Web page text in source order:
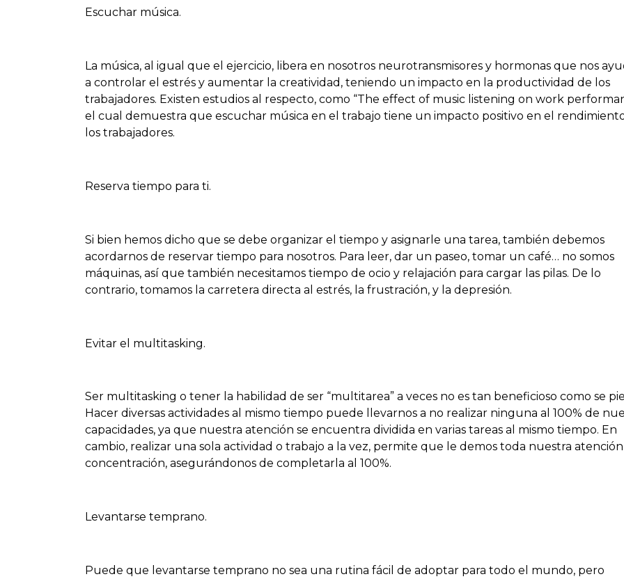
Escuchar música.
La música, al igual que el ejercicio, libera en nosotros neurotransmisores y hormonas que nos
a controlar el estrés y aumentar la creatividad, teniendo un impacto en la productividad de los
trabajadores. Existen estudios al respecto, como “The effect of music listening on work
el cual demuestra que escuchar música en el trabajo tiene un impacto positivo en el
los trabajadores.
Reserva tiempo para ti.
Si bien hemos dicho que se debe organizar el tiempo y asignarle una tarea, también debemos
acordarnos de reservar tiempo para nosotros. Para leer, dar un paseo, tomar un café… no somos
máquinas, así que también necesitamos tiempo de ocio y relajación para cargar las pilas. De lo
contrario, tomamos la carretera directa al estrés, la frustración, y la depresión.
Evitar el multitasking.
Ser multitasking o tener la habilidad de ser “multitarea” a veces no es tan beneficioso como se
Hacer diversas actividades al mismo tiempo puede llevarnos a no realizar ninguna al 100% de
capacidades, ya que nuestra atención se encuentra dividida en varias tareas al mismo tiempo. En
cambio, realizar una sola actividad o trabajo a la vez, permite que le demos toda nuestra
concentración, asegurándonos de completarla al 100%.
Levantarse temprano.
Puede que levantarse temprano no sea una rutina fácil de adoptar para todo el mundo, pero